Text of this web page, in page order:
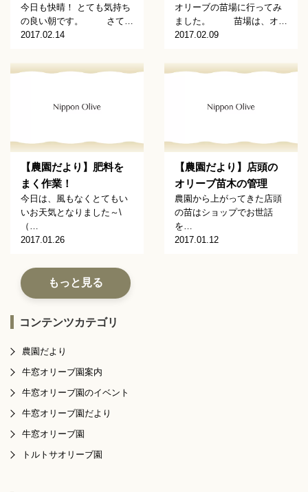
今日も快晴！ とても気持ち
の良い朝です。 さて…
2017.02.14
オリーブの苗場に行ってみ
ました。 苗場は、オ…
2017.02.09
【農園だより】肥料を
まく作業！
今日は、風もなくとてもい
いお天気となりました～\
（…
2017.01.26
【農園だより】店頭の
オリーブ苗木の管理
農園から上がってきた店頭
の苗はショップでお世話
を…
2017.01.12
もっと見る
コンテンツカテゴリ
農園だより
牛窓オリーブ園案内
牛窓オリーブ園のイベント
牛窓オリーブ園だより
牛窓オリーブ園
トルトサオリーブ園